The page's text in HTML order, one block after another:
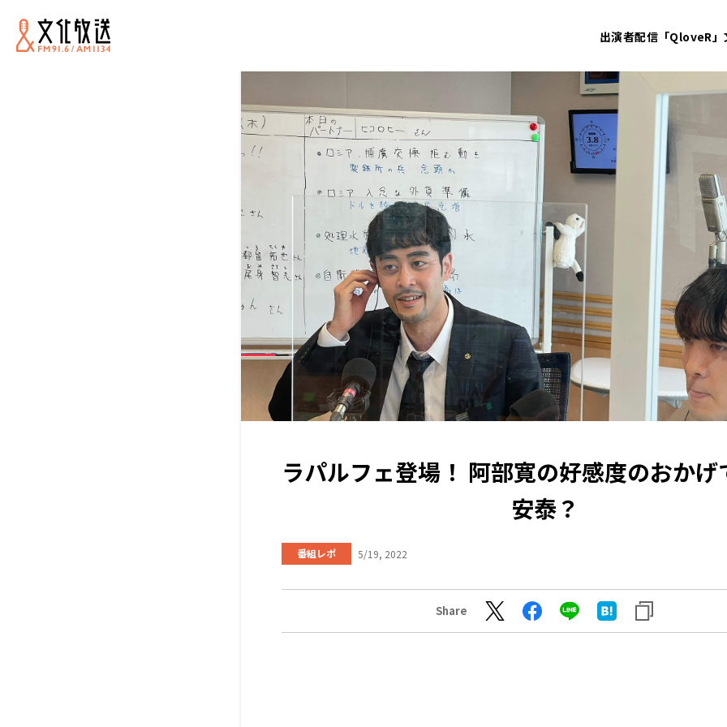
出演者配信「QloveR」
ラパルフェ登場！ 阿部寛の好感度のおかげ
安泰？
番組レポ 5/19, 2022
Share